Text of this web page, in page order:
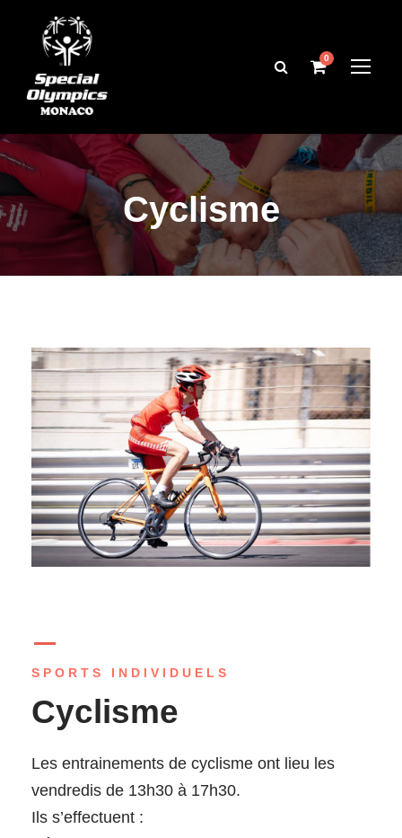
0
Cyclisme
SPORTS INDIVIDUELS
Cyclisme
Les entrainements de cyclisme ont lieu les
vendredis de 13h30 à 17h30.
Ils s’effectuent :